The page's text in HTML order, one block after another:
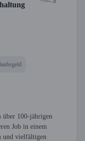
über 100-jährigen
Job in einem
und vielfältigen